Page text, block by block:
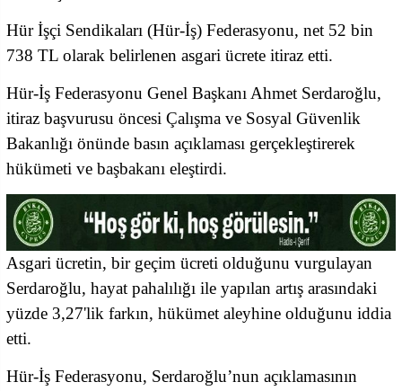
Hür İşçi Sendikaları (Hür-İş) Federasyonu, net 52 bin
738 TL olarak belirlenen asgari ücrete itiraz etti.
Hür-İş Federasyonu Genel Başkanı Ahmet Serdaroğlu,
itiraz başvurusu öncesi Çalışma ve Sosyal Güvenlik
Bakanlığı önünde basın açıklaması gerçekleştirerek
hükümeti ve başbakanı eleştirdi.
Asgari ücretin, bir geçim ücreti olduğunu vurgulayan
Serdaroğlu, hayat pahalılığı ile yapılan artış arasındaki
yüzde 3,27'lik farkın, hükümet aleyhine olduğunu iddia
etti.
Hür-İş Federasyonu, Serdaroğlu’nun açıklamasının